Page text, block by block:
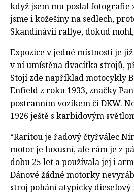
když jsem mu poslal fotografie
jsme i kožešiny na sedlech,
Skandinávii rallye, dokud
Expozice v jedné místnosti je
v ní umístěna dvacítka strojů,
Stojí zde například motocykly
Enfield z roku 1933, značky
postranním vozíkem či DKW.
1926 ještě s karbidovým
“Raritou je řadový čtyřválec
motor je luxusní, ale rám je z
dobu 25 let a používala jej i
Dánové žádné motorky
stroj pohání atypicky dieselový